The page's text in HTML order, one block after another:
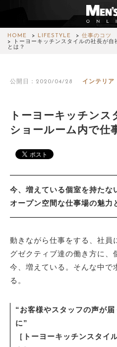
HOME LIFESTYLE
仕事のコツ
トーヨーキッチンスタイルの社長が
とは？
公開日：2020/04/28 インテリア
トーヨーキッチン
ショールーム内で仕
今、増えている個室を持たな
オープン空間な仕事場の魅力
動きながら仕事をする、社員
グゼクティブ達の働き方に、
今、増えている。そんな中で
る。
“お客様やスタッフの声が
に”
［トーヨーキッチンスタイ
FASHION
CAR&BIKE
LIFESTYLE
COLUMN
MAGAZINE
ABOUT SITE
サイト